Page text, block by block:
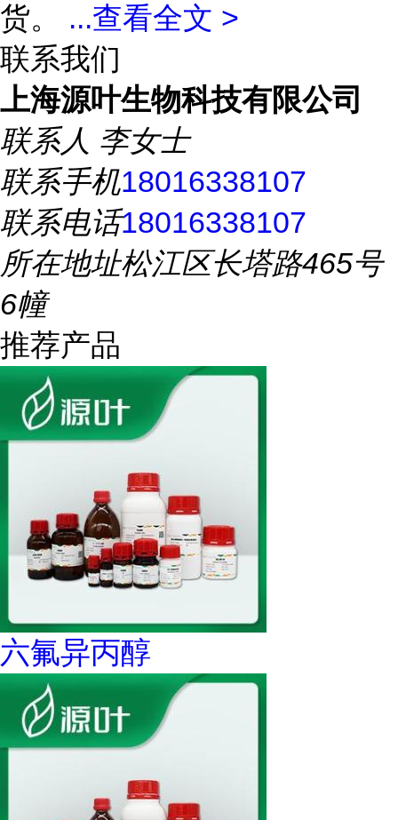
货。 ...查看全文 >
联系我们
上海源叶生物科技有限公司
联系人 李女士
联系手机18016338107
联系电话18016338107
所在地址松江区长塔路465号
6幢
推荐产品
六氟异丙醇